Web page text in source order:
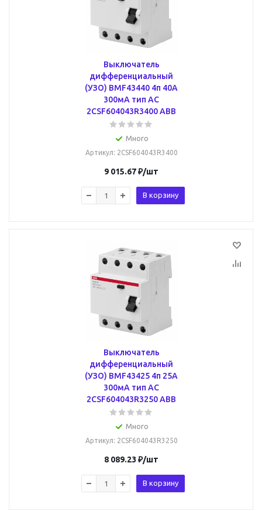
Выключатель
дифференциальный
(УЗО) BMF43440 4п 40А
300мA тип AC
2CSF604043R3400 ABB
Много
Артикул: 2CSF604043R3400
9 015.67₽/шт
В корзину
Выключатель
дифференциальный
(УЗО) BMF43425 4п 25А
300мA тип AC
2CSF604043R3250 ABB
Много
Артикул: 2CSF604043R3250
8 089.23 ₽/шт
В корзину